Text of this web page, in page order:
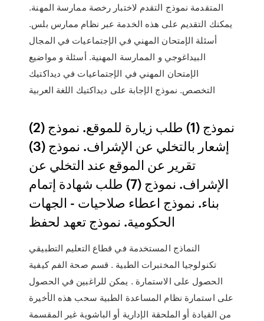
المتقدمة نموذج التقدم لاختبار رخصة ممارسة المهنة.
يمكنك التقديم على هذه الخدمة عبر نظام ممارس بلس.
أسئلة الإمتحان المهني في الإجتماعيات في المجال
البيداغوجي و الممارسة المهنية. أسئلة و مواضيع
الإمتحان المهني في الإجتماعيات في ديداكتيك
التخصص. نموذج الإجابة على ديداكتيك اللغة العربية
نموذج (1) طلب زيارة للموقع. نموذج (2)
إشعار بالتخلي عن الإشراف. نموذج (3)
تقرير عن الموقع عند التخلي عن
الإشراف. نموذج (7) طلب شهادة إتمام
بناء. نموذج اعطاء صلاحيات - الجهات
الحكومية. نموذج تعهد لحفظ
النماذج المستخدمة في قطاع التعليم التطبيقي
تكنولوجيا المختبرات الطبية . قسم صحة الفم كيفية
الحصول على الاستمارة . يمكن للراغبين في الحصول
على استمارة نظام المساعدة الطبية سحب هذه الأخيرة
من القيادة أو الملحقة الإدارية أو الباشوية غير المقسمة